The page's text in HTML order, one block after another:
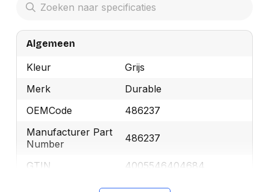
Algemeen
Kleur
Grijs
Merk
Durable
OEMCode
486237
Manufacturer Part
Number
486237
GTIN 4005546404684